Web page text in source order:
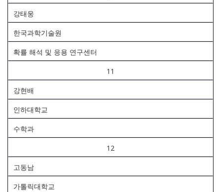
강태웅
한국과학기술원
확률 해석 및 응용 연구센터
11
강현배
인하대학교
수학과
12
고동남
가톨릭대학교